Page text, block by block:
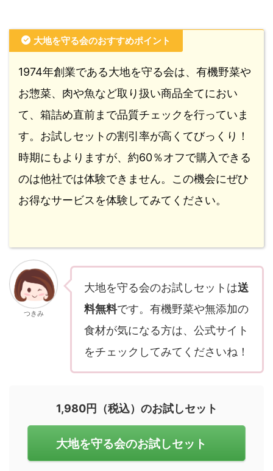
大地を守る会のおすすめポイント
1974年創業である大地を守る会は、有機野菜や
お惣菜、肉や魚など取り扱い商品全てにおい
て、箱詰め直前まで品質チェックを行っていま
す。お試しセットの割引率が高くてびっくり！
時期にもよりますが、約60％オフで購入できる
のは他社では体験できません。この機会にぜひ
お得なサービスを体験してみてください。
つきみ
大地を守る会のお試しセットは送
料無料です。有機野菜や無添加の
食材が気になる方は、公式サイト
をチェックしてみてくださいね！
1,980円（税込）のお試しセット
大地を守る会のお試しセット